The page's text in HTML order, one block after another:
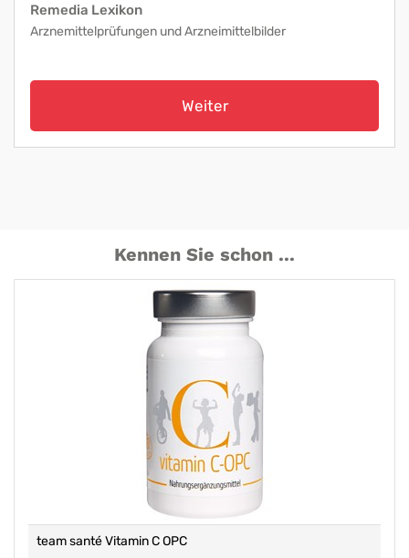
Remedia Lexikon
Arznemittelprüfungen und Arzneimittelbilder
Weiter
Kennen Sie schon ...
team santé Vitamin C OPC